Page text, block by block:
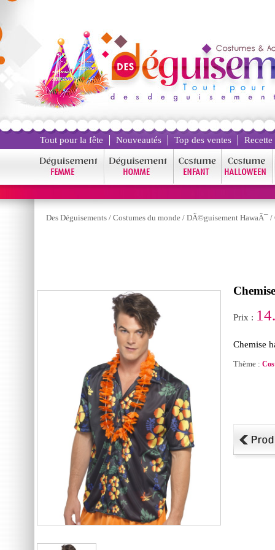
Tout pour la fête Nouveautés Top des ventes
Des Déguisements / Costumes du monde / DÃ©guisement HawaÃ¯ /
Prix :
Chemise
Thème :